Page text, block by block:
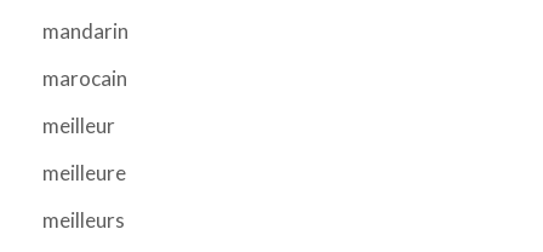
mandarin
marocain
meilleur
meilleure
meilleurs